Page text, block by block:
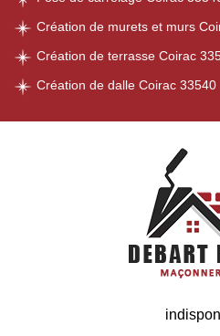
Création de murets et murs
Création de terrasse Coirac
Création de dalle Coirac 33540